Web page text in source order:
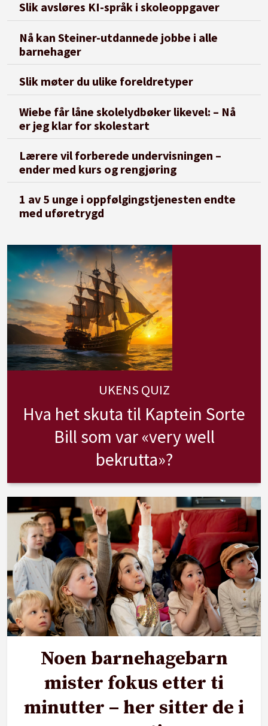
Slik avsløres KI-språk i skoleoppgaver
Nå kan Steiner-utdannede jobbe i alle
barnehager
Slik møter du ulike foreldretyper
Wiebe får låne skolelydbøker likevel: – Nå
er jeg klar for skolestart
Lærere vil forberede undervisningen –
ender med kurs og rengjøring
1 av 5 unge i oppfølgingstjenesten endte
med uføretrygd
UKENS QUIZ
Hva het skuta til Kaptein Sorte
Bill som var «very well
bekrutta»?
Noen barnehagebarn
mister fokus etter ti
minutter – her sitter de i